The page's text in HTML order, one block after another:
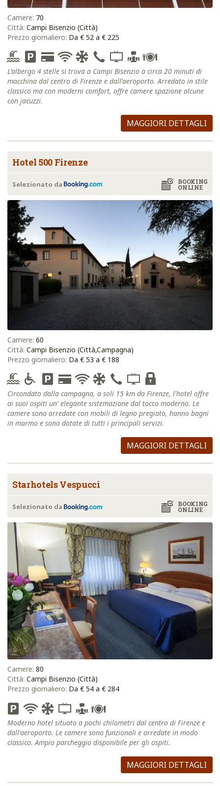
Camere: 70
Città: Campi Bisenzio (Città)
Prezzo giornaliero: Da € 52 a € 225
L'albergo 4 stelle si trova a Campi Bisenzio a circa 20 minuti di
macchina dal centro di Firenze e dall'aeroporto. Arredato in stile
classico ma con moderni comfort, offre camere spazione alcune
con jacuzzi.
MAGGIORI DETTAGLI
Hotel 500 Firenze
BOOKING
ONLINE
Selezionato da
Camere: 60
Città: Campi Bisenzio (Città,Campagna)
Prezzo giornaliero: Da € 53 a € 188
Circondato dalla campagna, a soli 15 km da Firenze, l'hotel offre
ai suoi ospiti un' elegante sistemazione dal tocco moderno. Le
camere sono arredate con mobili di legno pregiato, hanno bagni
in marmo e sono dotate di tutti i principali servizi.
MAGGIORI DETTAGLI
Starhotels Vespucci
BOOKING
ONLINE
Selezionato da
Camere: 80
Città: Campi Bisenzio (Città)
Prezzo giornaliero: Da € 54 a € 284
Moderno hotel situato a pochi chilometri dal centro di Firenze e
dall'aeroporto. Le camere sono funzionali e arredate in modo
classico. Ampio parcheggio disponibile per gli ospiti.
MAGGIORI DETTAGLI